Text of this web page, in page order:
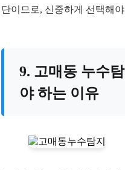
단이므로, 신중하게 선택해
9. 고매동 누수
야 하는 이유